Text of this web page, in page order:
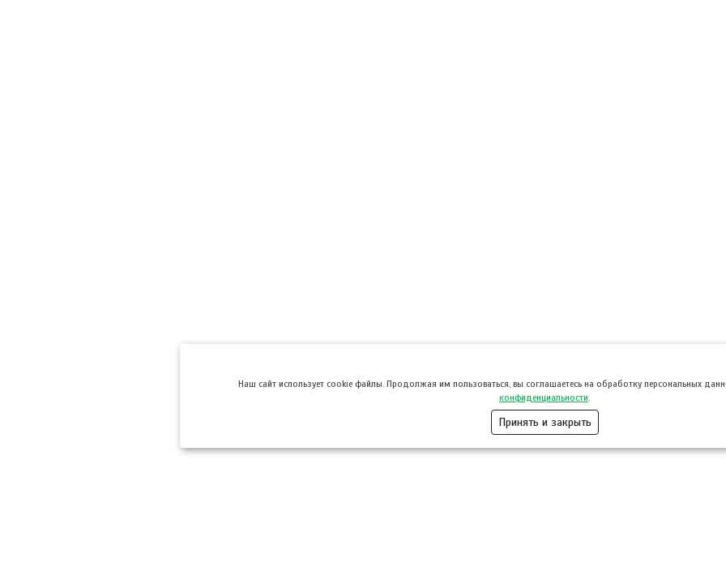
Hаш сайт использует cookie файлы. Продолжая им пользоваться, вы соглашаетесь на обработку персональных
конфиденциальности
Принять и закрыть